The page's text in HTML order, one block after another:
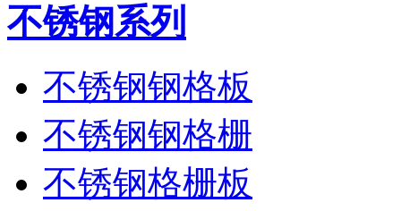
不锈钢系列
不锈钢钢格板
不锈钢钢格栅
不锈钢格栅板